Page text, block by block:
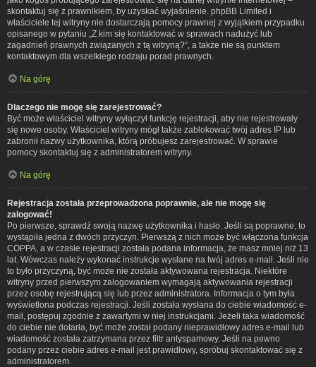
skontaktuj się z prawnikiem, by uzyskać wyjaśnienie. phpBB Limited i
właściciele tej witryny nie dostarczają pomocy prawnej z wyjątkiem przypadku
opisanego w pytaniu „Z kim się kontaktować w sprawach nadużyć lub
zagadnień prawnych związanych z tą witryną?”, a także nie są punktem
kontaktowym dla wszelkiego rodzaju porad prawnych.
Na górę
Dlaczego nie mogę się zarejestrować?
Być może właściciel witryny wyłączył funkcję rejestracji, aby nie rejestrowały
się nowe osoby. Właściciel witryny mógł także zablokować twój adres IP lub
zabronił nazwy użytkownika, którą próbujesz zarejestrować. W sprawie
pomocy skontaktuj się z administratorem witryny.
Na górę
Rejestracja została przeprowadzona poprawnie, ale nie mogę się
zalogować!
Po pierwsze, sprawdź swoją nazwę użytkownika i hasło. Jeśli są poprawne, to
wystąpiła jedna z dwóch przyczyn. Pierwszą z nich może być włączona funkcja
COPPA, a w czasie rejestracji została podana informacja, że masz mniej niż 13
lat. Wówczas należy wykonać instrukcje wysłane na twój adres e-mail. Jeśli nie
to było przyczyną, być może nie została aktywowana rejestracja. Niektóre
witryny przed pierwszym zalogowaniem wymagają aktywowania rejestracji
przez osobę rejestrującą się lub przez administratora. Informacja o tym była
wyświetlona podczas rejestracji. Jeśli została wysłana do ciebie wiadomość e-
mail, postępuj zgodnie z zawartymi w niej instrukcjami. Jeżeli taka wiadomość
do ciebie nie dotarła, być może został podany nieprawidłowy adres e-mail lub
wiadomość została zatrzymana przez filtr antyspamowy. Jeśli na pewno
podany przez ciebie adres e-mail jest prawidłowy, spróbuj skontaktować się z
administratorem.